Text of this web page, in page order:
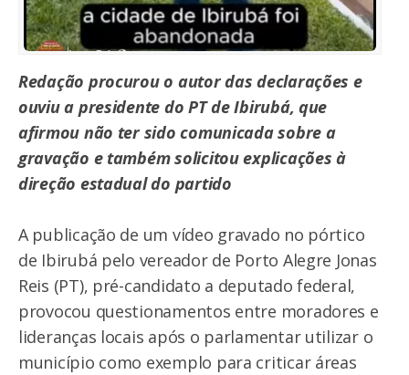
Redação procurou o autor das declarações e
ouviu a presidente do PT de Ibirubá, que
afirmou não ter sido comunicada sobre a
gravação e também solicitou explicações à
direção estadual do partido
A publicação de um vídeo gravado no pórtico
de Ibirubá pelo vereador de Porto Alegre Jonas
Reis (PT), pré-candidato a deputado federal,
provocou questionamentos entre moradores e
lideranças locais após o parlamentar utilizar o
município como exemplo para criticar áreas